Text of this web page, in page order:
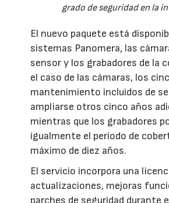
grado de seguridad en la
El nuevo paquete está
sistemas Panomera, las
sensor y los grabadores de la
el caso de las cámaras, los
mantenimiento incluidos de
ampliarse otros cinco años
mientras que los grabadores
igualmente el periodo de
máximo de diez años.
El servicio incorpora una
actualizaciones, mejoras